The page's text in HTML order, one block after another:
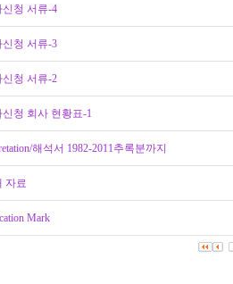
신청 서류-4
신청 서류-3
신청 서류-2
청 회사 현황표-1
해석서 1982-2011추록분까지
자료
Mark